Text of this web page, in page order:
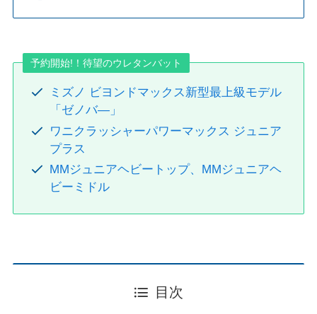
予約開始!！待望のウレタンバット
ミズノ ビヨンドマックス新型最上級モデル
「ゼノバ―」
ワニクラッシャーパワーマックス ジュニア
プラス
MMジュニアヘビートップ、MMジュニアヘ
ビーミドル
目次